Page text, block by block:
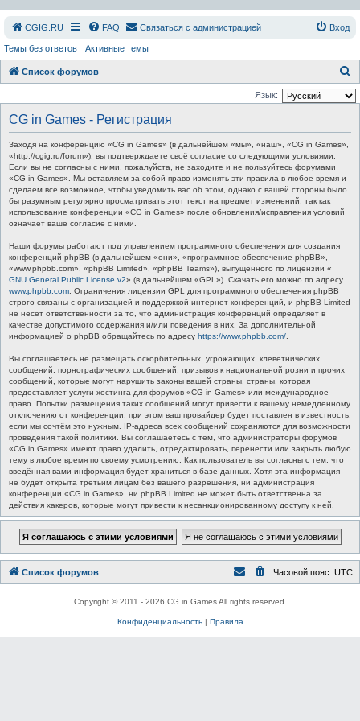
СGIG.RU FAQ Связаться с администрацией Вход
Темы без ответов Активные темы
Список форумов
о
Язык:
CG in Games - Регистрация
Заходя на конференцию «CG in Games» (в дальнейшем «мы», «наш», «CG in Games»,
«http://cgig.ru/forum»), вы подтверждаете своё согласие со следующими условиями.
Если вы не согласны с ними, пожалуйста, не заходите и не пользуйтесь форумами
«CG in Games». Мы оставляем за собой право изменять эти правила в любое время и
сделаем всё возможное, чтобы уведомить вас об этом, однако с вашей стороны было
бы разумным регулярно просматривать этот текст на предмет изменений, так как
использование конференции «CG in Games» после обновления/исправления условий
означает ваше согласие с ними.
Наши форумы работают под управлением программного обеспечения для создания
конференций phpBB (в дальнейшем «они», «программное обеспечение phpBB»,
«www.phpbb.com», «phpBB Limited», «phpBB Teams»), выпущенного по лицензии «
GNU General Public License v2» (в дальнейшем «GPL»). Скачать его можно по адресу
www.phpbb.com . Ограничения лицензии GPL для программного обеспечения phpBB
строго связаны с организацией и поддержкой интернет-конференций, и phpBB Limited
не несёт ответственности за то, что администрация конференций определяет в
качестве допустимого содержания и/или поведения в них. За дополнительной
информацией о phpBB обращайтесь по адресу https://www.phpbb.com/
Вы соглашаетесь не размещать оскорбительных, угрожающих, клеветнических
сообщений, порнографических сообщений, призывов к национальной розни и прочих
сообщений, которые могут нарушить законы вашей страны, страны, которая
предоставляет услуги хостинга для форумов «CG in Games» или международное
право. Попытки размещения таких сообщений могут привести к вашему немедленному
отключению от конференции, при этом ваш провайдер будет поставлен в известность,
если мы сочтём это нужным. IP-адреса всех сообщений сохраняются для возможности
проведения такой политики. Вы соглашаетесь с тем, что администраторы форумов
«CG in Games» имеют право удалить, отредактировать, перенести или закрыть любую
тему в любое время по своему усмотрению. Как пользователь вы согласны с тем, что
введённая вами информация будет храниться в базе данных. Хотя эта информация
не будет открыта третьим лицам без вашего разрешения, ни администрация
конференции «CG in Games», ни phpBB Limited не может быть ответственна за
действия хакеров, которые могут привести к несанкционированному доступу к ней.
Список форумов Часовой пояс: UTC
Copyright © 2011 - 2026 CG in Games All rights reserved.
Конфиденциальность| Правила